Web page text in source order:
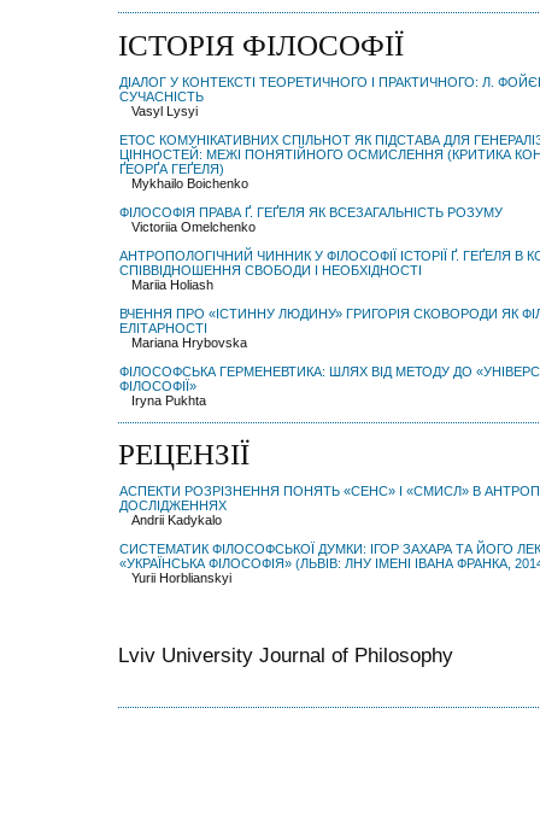
ІСТОРІЯ ФІЛОСОФІЇ
ДІАЛОГ У КОНТЕКСТІ ТЕОРЕТИЧНОГО І ПРАКТИЧНОГО: Л.
СУЧАСНІСТЬ
Vasyl Lysyi
ЕТОС КОМУНІКАТИВНИХ СПІЛЬНОТ ЯК ПІДСТАВА ДЛЯ
ЦІННОСТЕЙ: МЕЖІ ПОНЯТІЙНОГО ОСМИСЛЕННЯ (КРИТИКА
ҐЕОРҐА ГЕҐЕЛЯ)
Mykhailo Boichenko
ФІЛОСОФІЯ ПРАВА Ґ. ГЕҐЕЛЯ ЯК ВСЕЗАГАЛЬНІСТЬ РОЗУМУ
Victoriia Omelchenko
АНТРОПОЛОГІЧНИЙ ЧИННИК У ФІЛОСОФІЇ ІСТОРІЇ Ґ. ГЕҐЕЛЯ В
СПІВВІДНОШЕННЯ СВОБОДИ І НЕОБХІДНОСТІ
Mariia Holiash
ВЧЕННЯ ПРО «ІСТИННУ ЛЮДИНУ» ГРИГОРІЯ СКОВОРОДИ ЯК
ЕЛІТАРНОСТІ
Mariana Hrybovska
ФІЛОСОФСЬКА ГЕРМЕНЕВТИКА: ШЛЯХ ВІД МЕТОДУ ДО
ФІЛОСОФІЇ»
Iryna Pukhta
РЕЦЕНЗІЇ
АСПЕКТИ РОЗРІЗНЕННЯ ПОНЯТЬ «СЕНС» І «СМИСЛ» В
ДОСЛІДЖЕННЯХ
Andrii Kadykalo
СИСТЕМАТИК ФІЛОСОФСЬКОЇ ДУМКИ: ІГОР ЗАХАРА ТА ЙОГО
«УКРАЇНСЬКА ФІЛОСОФІЯ» (ЛЬВІВ: ЛНУ ІМЕНІ ІВАНА ФРАНКА,
Yurii Horblianskyi
Lviv University Journal of Philosophy